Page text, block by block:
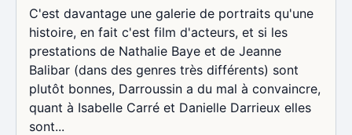
C'est davantage une galerie de portraits qu'une
histoire, en fait c'est film d'acteurs, et si les
prestations de Nathalie Baye et de Jeanne
Balibar (dans des genres très différents) sont
plutôt bonnes, Darroussin a du mal à convaincre,
quant à Isabelle Carré et Danielle Darrieux elles
sont...